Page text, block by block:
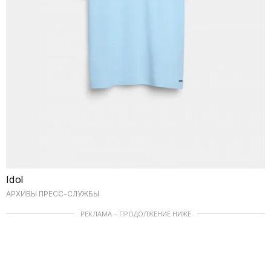
Idol
АРХИВЫ ПРЕСС-СЛУЖБЫ
РЕКЛАМА – ПРОДОЛЖЕНИЕ НИЖЕ